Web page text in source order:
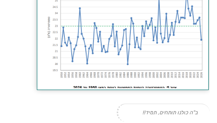
ב"ה כולנו תותחים, תמיד!!